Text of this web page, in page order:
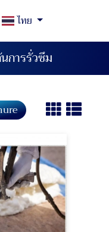
ไทย
การรั่วซึม